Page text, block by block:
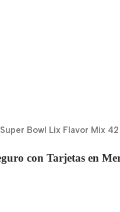
Bowl Lix Flavor Mix
con Tarjetas en